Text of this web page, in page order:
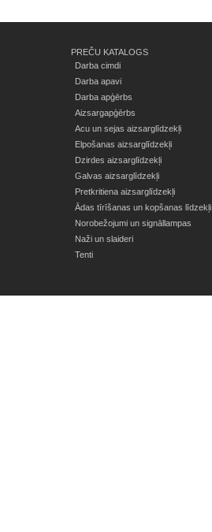
PREČU KATALOGS
Darba cimdi
Darba apavi
Darba apģērbs
Aizsargapģērbs
Acu un sejas aizsarglīdzekļi
Elpošanas aizsarglīdzekļi
Dzirdes aizsarglīdzekļi
Galvas aizsarglīdzekļi
Pretkritiena aizsarglīdzekļi
Ādas tīrīšanas un kopšanas līdzekļi
Norobežojumi un signāllampas
Naži un slaideri
Tenti